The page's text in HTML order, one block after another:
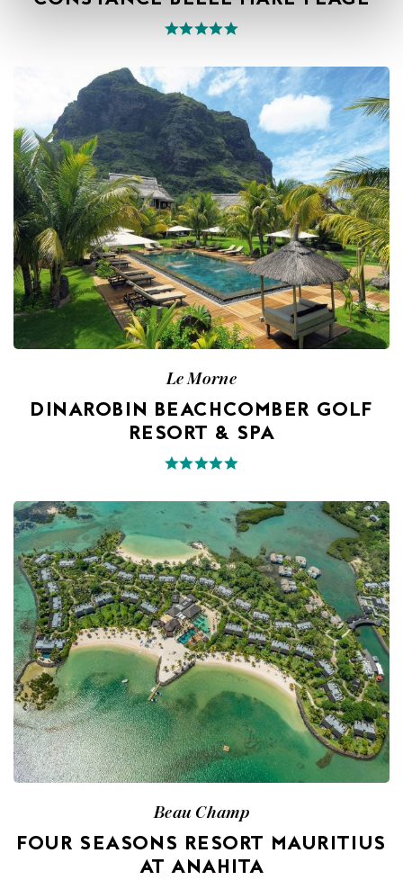
Le Morne
DINAROBIN BEACHCOMBER GOLF
RESORT & SPA
Beau Champ
FOUR SEASONS RESORT MAURITIUS
AT ANAHITA